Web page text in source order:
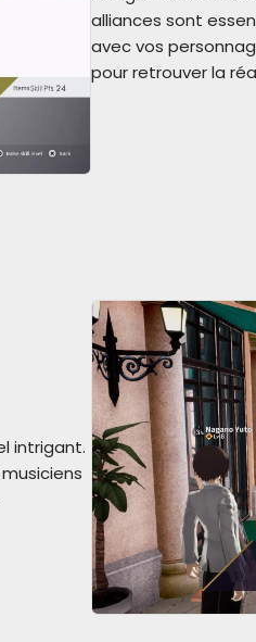
alliances sont
avec vos
pour retrouver la
intrigant.